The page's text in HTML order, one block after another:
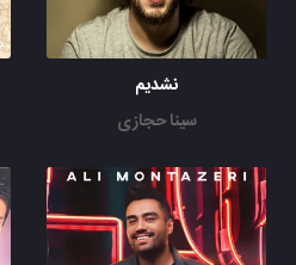
نشدیم
سینا حجازی